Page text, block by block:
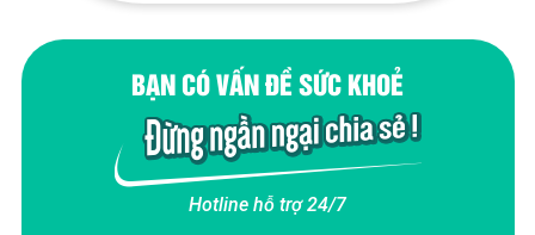
BẠN CÓ VẤN ĐỀ SỨC KHOẺ
Hotline hỗ trợ 24/7